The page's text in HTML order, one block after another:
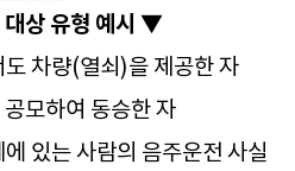
상 유형 예시 ▼
차량(열쇠)을 제공한 자
모하여 동승한 자
있는 사람의 음주운전 사실